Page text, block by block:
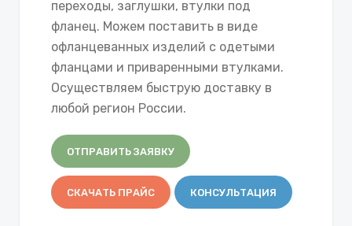
переходы, заглушки, втулки под
фланец. Можем поставить в виде
офланцеванных изделий с одетыми
фланцами и приваренными втулками.
Осуществляем быструю доставку в
любой регион России.
ОТПРАВИТЬ ЗАЯВКУ
СКАЧАТЬ ПРАЙС КОНСУЛЬТАЦИЯ